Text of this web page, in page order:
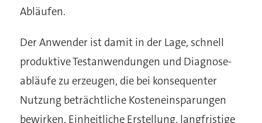
Abläufen.
Der Anwender ist damit in der Lage, schnell
produktive Testanwendungen und Diagnose-
abläufe zu erzeugen, die bei konsequenter
Nutzung beträchtliche Kosteneinsparungen
bewirken. Einheitliche Erstellung, langfristige